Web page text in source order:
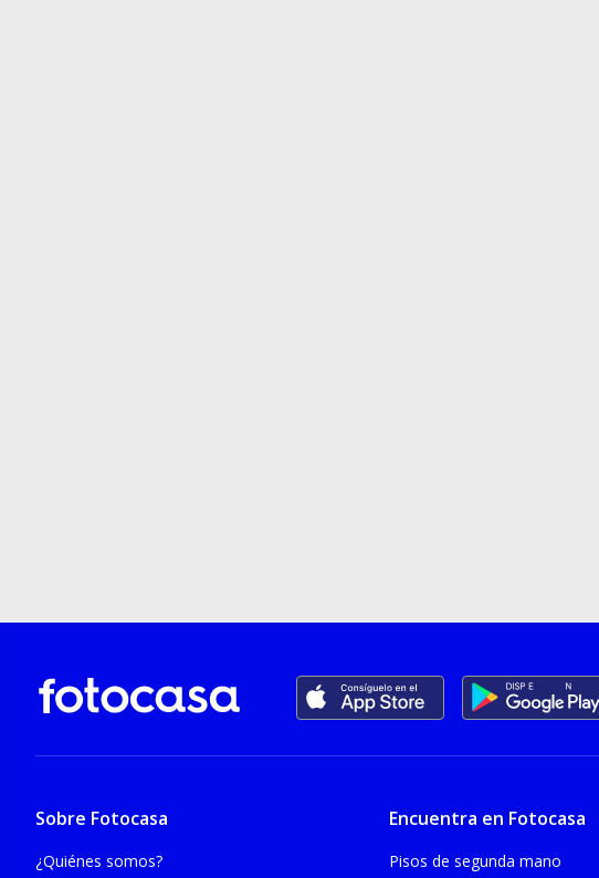
Sobre Fotocasa
¿Quiénes somos?
Encuentra en Fotocasa
Pisos de segunda mano